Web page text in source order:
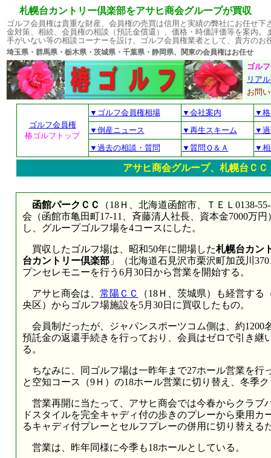
札幌台カントリー倶楽部をアサヒ商会グループが買収
ゴルフ会員権は貴重な財産、会員権の売買は信用と実績の弊社にお任せ
金対策、相続、会員権の相談（預託金償還）、価格・時価評価等を案内
手がいない等の相談コーナーを設け、ゴルフ会員権業者として、貴方のお
埼玉県・群馬県・栃木県・茨城県・千葉県・静岡県、関東の会員権
ゴル
リア
お問
ゴルフ会員権
椿ゴルフトップ
▼ゴルフ会員権相場 ▼会社案内
▼格
▼倒産ニュース
▼再生スキーム
▼過
▼過去の相談・質問
▼質問Ｑ＆Ａ ▼相
アサヒ商会グループ、札幌台Ｃ
函館パークＣＣ
（18Ｈ、北海道函館市、ＴＥＬ0138-
会（函館市亀田町17-11、斉藤清人社長、資本金7000万
し、グループゴルフ場を4コースにした。
買収したゴルフ場は、昭和50年に開場した札幌台カン
台カントリー倶楽部」（北海道石見沢市栗沢町加茂川
プンセレモニーを行う6月30日から営業を開始する。
アサヒ商会は、 常陽ＣＣ
（18Ｈ、茨城県）も経営す
央区）からゴルフ場施設を5月30日に買収したもの。
会員制だったが、ジャパンスポーツコム側は、約1200
預託金の返還手続きを行っており、会員はゼロで引き継
る。
ちなみに、同ゴルフ場は一昨年まで27ホール営業を行
と空知コース（9Ｈ）の18ホール営業に切り替え、冬季
営業再開に当たって、アサヒ商会では今春からクラブ
ドスタイルを完全キャディ付の歩きのプレーから乗用カ
るキャディ付プレーとセルフプレーの併用に切り替える
営業は、昨年同様に今季も18ホールとしている。